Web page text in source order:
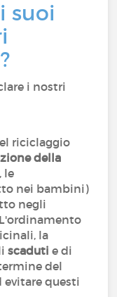
suoi
i nostri
riciclaggio
della
le
nei bambini)
negli
la
scaduti e di
del
questi